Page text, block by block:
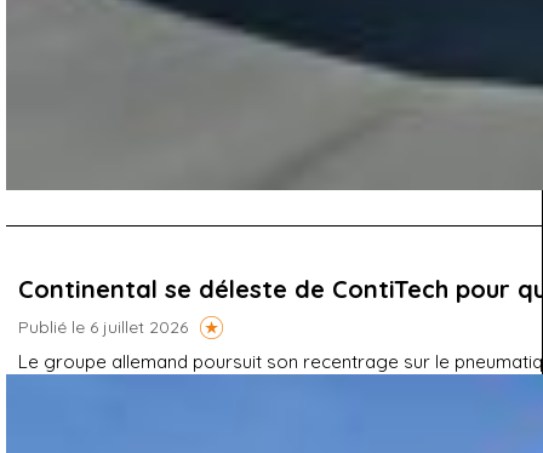
Continental se déleste de ContiTech pour
Publié le 6 juillet 2026
Le groupe allemand poursuit son recentrage sur le